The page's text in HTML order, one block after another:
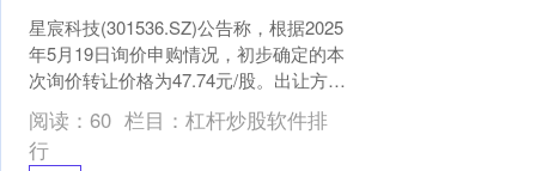
星宸科技(301536.SZ)公告称，根据2025
年5月19日询价申购情况，初步确定的本
次询价转让价格为47.74元/股。出让方与
组织券商协商一致决定启动追加认....
阅读： 60 栏目： 杠杆炒股软件排
行